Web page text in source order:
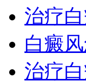
治疗
白癜
治疗